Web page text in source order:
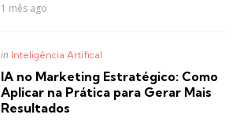
1 mês ago
Posted
in Inteligência Artifical
IA no Marketing Estratégico: Como
Aplicar na Prática para Gerar Mais
Resultados